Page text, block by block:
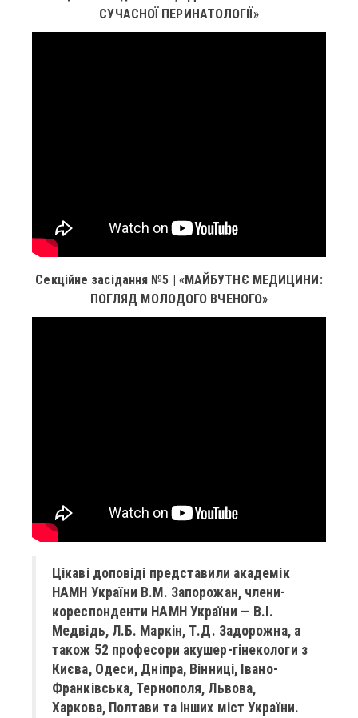
СУЧАСНОЇ ПЕРИНАТОЛОГІЇ»
Секційне засідання №5 | «МАЙБУТНЄ МЕДИЦИНИ:
ПОГЛЯД МОЛОДОГО ВЧЕНОГО»
Цікаві доповіді представили академік
НАМН України В.М. Запорожан, члени-
кореспонденти НАМН України — В.І.
Медвідь, Л.Б. Маркін, Т.Д. Задорожна, а
також 52 професори акушер-гінекологи з
Києва, Одеси, Дніпра, Вінниці, Івано-
Франківська, Тернополя, Львова,
Харкова, Полтави та інших міст України.